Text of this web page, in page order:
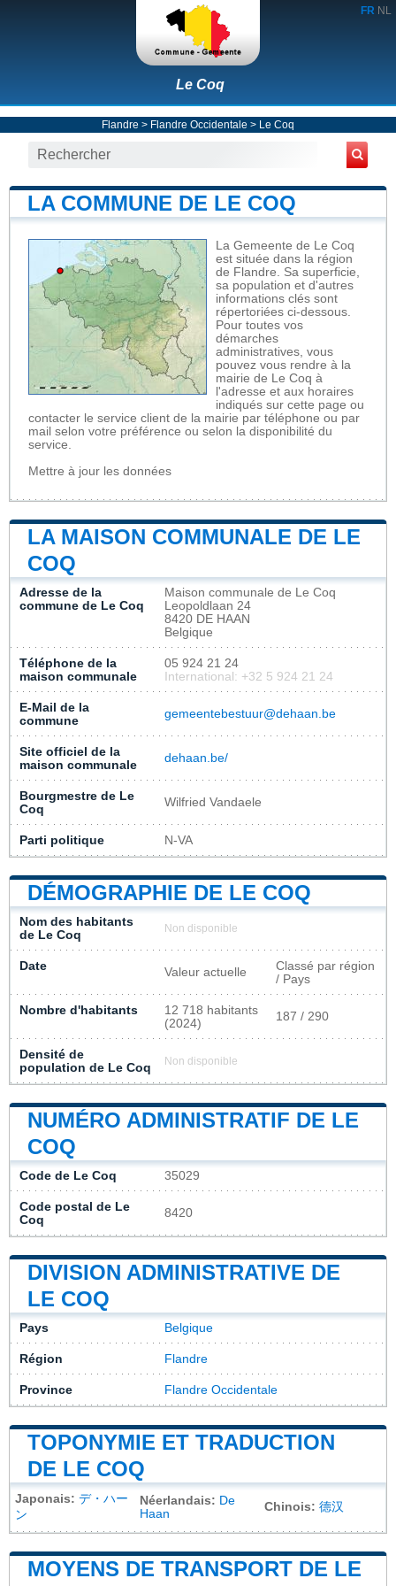
FR NL
Le Coq
Flandre > Flandre Occidentale > Le Coq
LA COMMUNE DE LE COQ
La Gemeente de Le Coq
est située dans la région
de Flandre. Sa superficie,
sa population et d'autres
informations clés sont
répertoriées ci-dessous.
Pour toutes vos
démarches
administratives, vous
pouvez vous rendre à la
mairie de Le Coq à
l'adresse et aux horaires
indiqués sur cette page ou
contacter le service client de la mairie par téléphone ou par
mail selon votre préférence ou selon la disponibilité du
service.
Mettre à jour les données
LA MAISON COMMUNALE DE LE
COQ
Adresse de la
commune de Le Coq
Maison communale de Le Coq
Leopoldlaan 24
8420 DE HAAN
Belgique
Téléphone de la
maison communale
05 924 21 24
International: +32 5 924 21 24
E-Mail de la
commune
gemeentebestuur@dehaan.be
Site officiel de la
maison communale
dehaan.be/
Bourgmestre de Le
Coq
Wilfried Vandaele
Parti politique N-VA
DÉMOGRAPHIE DE LE COQ
Nom des habitants
de Le Coq
Non disponible
Date Valeur actuelle
Classé par région
/ Pays
Nombre d'habitants
12 718 habitants
(2024)
187 / 290
Densité de
population de Le Coq
Non disponible
NUMÉRO ADMINISTRATIF DE LE
COQ
Code de Le Coq 35029
Code postal de Le
Coq
8420
DIVISION ADMINISTRATIVE DE
LE COQ
Pays Belgique
Région Flandre
Province Flandre Occidentale
TOPONYMIE ET TRADUCTION
DE LE COQ
Japonais: デ・ハー
ン
Néerlandais: De
Haan
Chinois: 德汉
MOYENS DE TRANSPORT DE LE